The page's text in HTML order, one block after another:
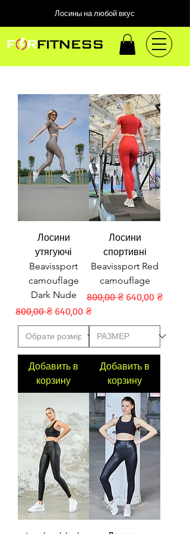
Лосины на любой вкус
Лосини
утягуючі
Beavissport
camouflage
Dark Nude
Обычная цена
800,00 ₴ Цена со скидкой
640,00 ₴
Добавить в
корзину
Лосини
спортивні
Beavissport Red
camouflage
Обычная цена
800,00 ₴ Цена со
640,00 ₴
Добавить в
корзину